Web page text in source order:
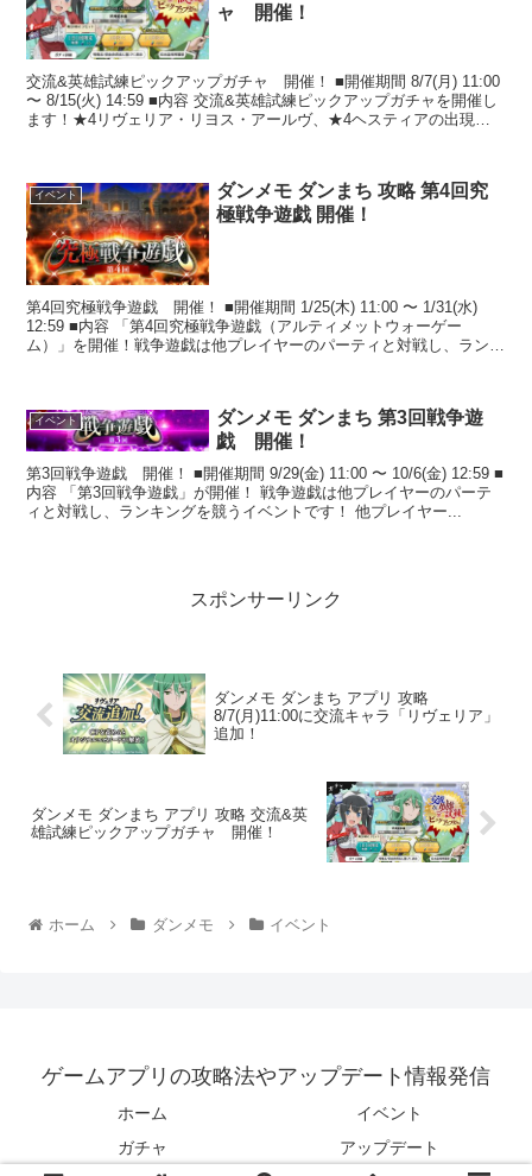
ャ 開催！
交流&英雄試練ピックアップガチャ 開催！ ■開催期間 8/7(月) 11:00
〜 8/15(火) 14:59 ■内容 交流&英雄試練ピックアップガチャを開催し
ます！★4リヴェリア・リヨス・アールヴ、★4ヘスティアの出現率
イベント
ダンメモ ダンまち 攻略 第4回究
極戦争遊戯 開催！
第4回究極戦争遊戯 開催！ ■開催期間 1/25(木) 11:00 〜 1/31(水)
12:59 ■内容 「第4回究極戦争遊戯（アルティメットウォーゲー
ム）」を開催！戦争遊戯は他プレイヤーのパーティと対戦し、ランキ
イベント
ダンメモ ダンまち 第3回戦争遊
戯 開催！
第3回戦争遊戯 開催！ ■開催期間 9/29(金) 11:00 〜 10/6(金) 12:59 ■
内容 「第3回戦争遊戯」が開催！ 戦争遊戯は他プレイヤーのパーテ
ィと対戦し、ランキングを競うイベントです！ 他プレイヤー...
スポンサーリンク
ダンメモ ダンまち アプリ 攻略
8/7(月)11:00に交流キャラ「リヴェリア」
追加！
ダンメモ ダンまち アプリ 攻略 交流&英
雄試練ピックアップガチャ 開催！
ホーム ダンメモ イベント
ゲームアプリの攻略法やアップデート情報発信
ホーム
イベント
ガチャ
アップデート